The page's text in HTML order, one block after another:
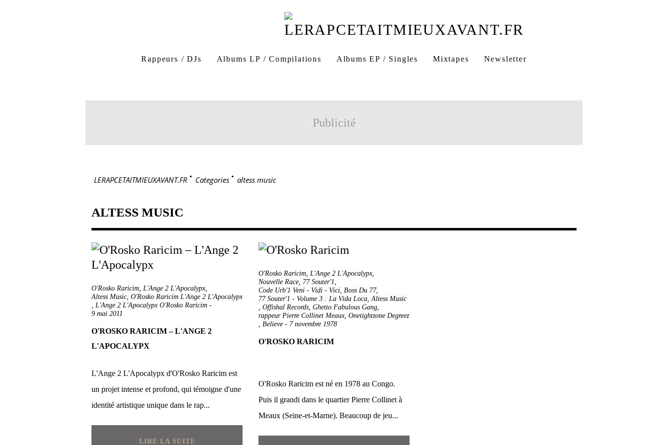
Rappeurs / DJs Albums LP / Compilations Albums EP / Singles Mixtapes Newsletter
Publicité
LERAPCETAITMIEUXAVANT.FR > Categories > altess music
ALTESS MUSIC
O'Rosko Raricim, L'Ange 2 L'Apocalypx,
Altess Music, O'Rosko Raricim L'Ange 2 L'Apocalypx
, L'Ange 2 L'Apocalypx O'Rosko Raricim -
9 mai 2011
O'ROSKO RARICIM – L'ANGE 2
L'APOCALYPX
L'Ange 2 L'Apocalypx d'O'Rosko Raricim est
un projet intense et profond, qui témoigne d'une
identité artistique unique dans le rap...
LIRE LA SUITE
O'Rosko Raricim, L'Ange 2 L'Apocalypx,
Nouvelle Race, 77 Souter'1,
Code Urb'1 Veni - Vidi - Vici, Boss Du 77,
77 Souter'1 - Volume 3 : La Vida Loca,Altess Music
, Offishal Records, Ghetto Fabulous Gang,
rappeur Pierre Collinet Meaux, Onetightzone Degreez
, Believe - 7 novembre 1978
O'ROSKO RARICIM
O'Rosko Raricim est né en 1978 au Congo.
Puis il grandi dans le quartier Pierre Collinet à
Meaux (Seine-et-Marne). Beaucoup de jeu...